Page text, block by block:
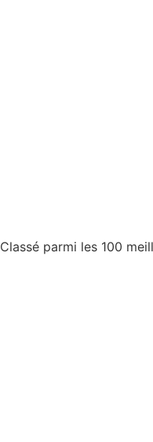
Classé parmi les 100